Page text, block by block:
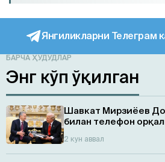
Янгиликларни Телеграм
БАРЧА ҲУДУДЛАР
Энг кўп ўқилган
Шавкат Мирзиёев
билан телефон
2 кун аввал